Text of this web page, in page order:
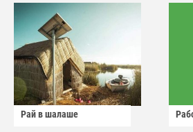
Рай в шалаше